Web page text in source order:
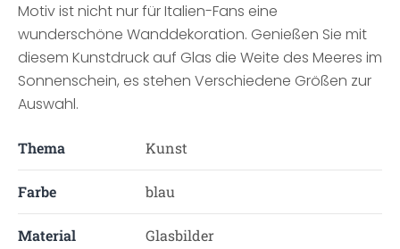
Motiv ist nicht nur für Italien-Fans eine
wunderschöne Wanddekoration. Genießen Sie mit
diesem Kunstdruck auf Glas die Weite des Meeres im
Sonnenschein, es stehen Verschiedene Größen zur
Auswahl.
Thema Kunst
Farbe blau
Material Glasbilder